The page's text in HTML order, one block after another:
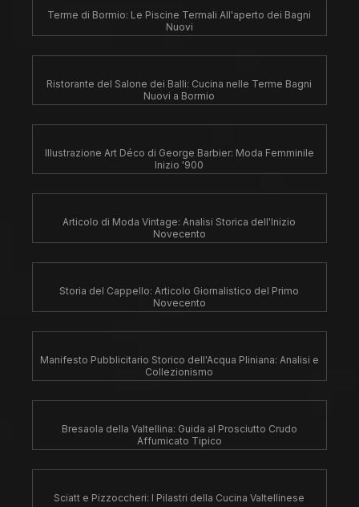
Terme di Bormio: Le Piscine Termali All'aperto dei Bagni
Nuovi
Ristorante del Salone dei Balli: Cucina nelle Terme Bagni
Nuovi a Bormio
Illustrazione Art Déco di George Barbier: Moda Femminile
Inizio '900
Articolo di Moda Vintage: Analisi Storica dell'Inizio
Novecento
Storia del Cappello: Articolo Giornalistico del Primo
Novecento
Manifesto Pubblicitario Storico dell'Acqua Pliniana: Analisi e
Collezionismo
Bresaola della Valtellina: Guida al Prosciutto Crudo
Affumicato Tipico
Sciatt e Pizzoccheri: I Pilastri della Cucina Valtellinese